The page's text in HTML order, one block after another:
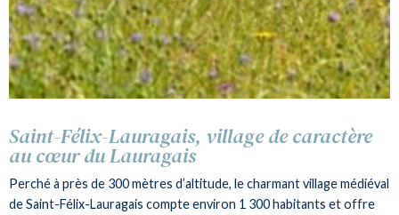
Saint-Félix-Lauragais, village de caractère
au cœur du Lauragais
Perché à près de 300 mètres d’altitude, le charmant village médiéval
de Saint-Félix-Lauragais compte environ 1 300 habitants et offre